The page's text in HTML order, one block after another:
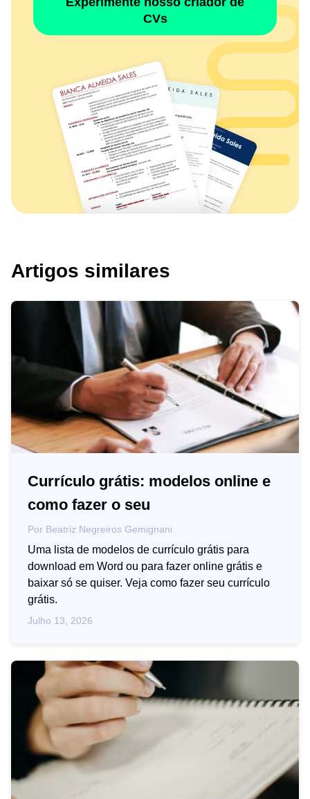
CVs
Artigos similares
Currículo grátis: modelos online e
como fazer o seu
Por Beatriz Negreiros Gemignani
Uma lista de modelos de currículo grátis para
download em Word ou para fazer online grátis e
baixar só se quiser. Veja como fazer seu currículo
grátis.
Julho 13, 2026